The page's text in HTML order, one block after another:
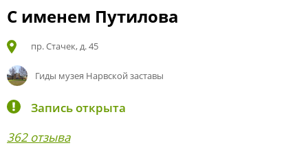
С именем Путилова
пр. Стачек, д. 45
Гиды музея Нарвской заставы
Запись открыта
362 отзыва